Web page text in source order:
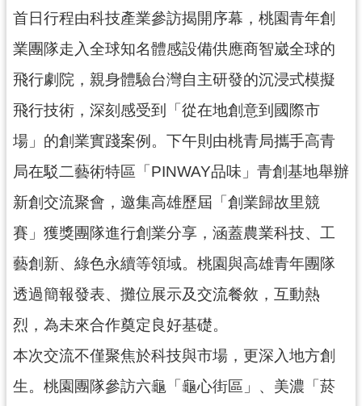
基
地
介
相
關
連
府
資
公
開
回
首
首日行程由科技產業參訪揭開序幕，桃園青年創
業團隊走入全球知名體感設備供應商智崴全球的
飛行劇院，親身體驗台灣自主研發的沉浸式模擬
飛行技術，深刻感受到「從在地創意到國際市
場」的創業實踐案例。下午則由桃青局攜手高青
局在駁二藝術特區「PINWAY品味」青創基地舉辦
新創交流聚會，邀集高雄歷屆「創業歸故里競
賽」獲獎團隊進行創業分享，涵蓋農業科技、工
藝創新、綠色永續等領域。桃園與高雄青年團隊
透過簡報發表、攤位展示及交流餐敘，互動熱
烈，為未來合作奠定良好基礎。
本次交流不僅聚焦於科技與市場，更深入地方創
生。桃園團隊參訪六龜「龜心街區」、美濃「菸